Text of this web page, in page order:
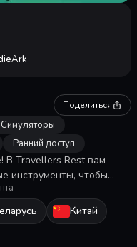
Поделиться
Симуляторы
Ранний доступ
В Travellers Rest вам
инструменты, чтобы
Готовьте
своих
колоритных персонажей.
Китай